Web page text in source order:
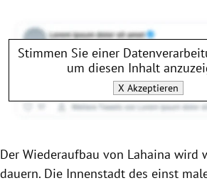
Stimmen Sie einer
um diesen Inhalt
X Akzeptieren
Der Wiederaufbau von Lahaina wird
dauern. Die Innenstadt des einst